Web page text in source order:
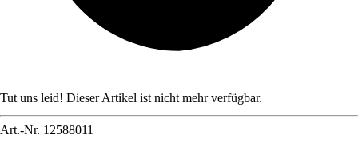
Tut uns leid! Dieser Artikel ist nicht mehr verfügbar.
Art.-Nr. 12588011